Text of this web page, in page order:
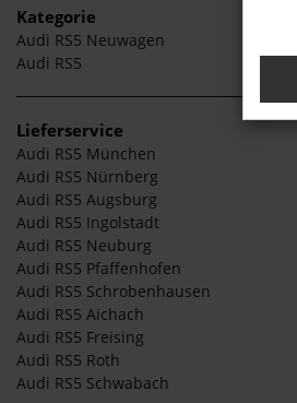
Kategorie
Audi RS5 Neuwagen
Audi RS5
Lieferservice
Audi RS5 München
Audi RS5 Nürnberg
Audi RS5 Augsburg
Audi RS5 Ingolstadt
Audi RS5 Neuburg
Audi RS5 Pfaffenhofen
Audi RS5 Schrobenhausen
Audi RS5 Aichach
Audi RS5 Freising
Audi RS5 Roth
Audi RS5 Schwabach